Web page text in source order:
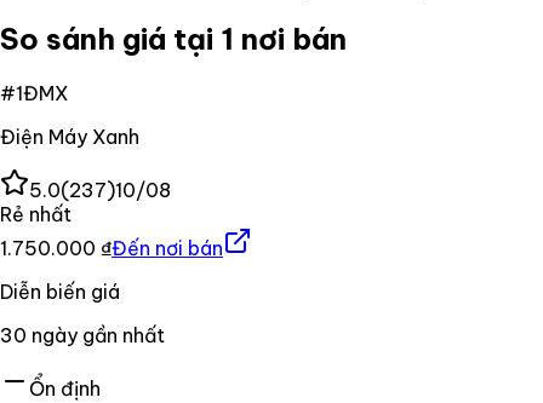
So sánh giá tại 1 nơi bán
#1ĐMX
Điện Máy Xanh
5.0(237)10/08
Rẻ nhất
1.750.000 ₫Đến nơi bán
Diễn biến giá
30 ngày gần nhất
Ổn định